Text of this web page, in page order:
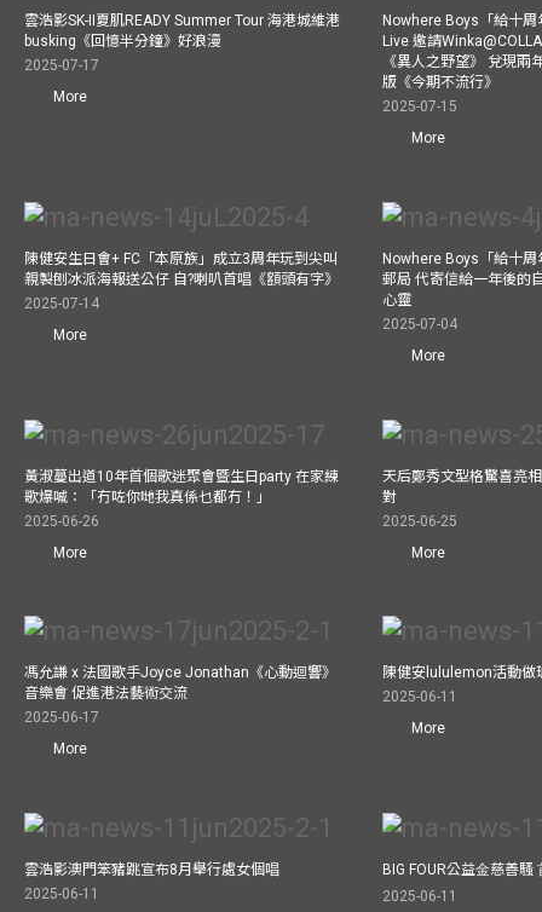
雲浩影SK-II夏肌READY Summer Tour 海港城維港
busking《回憶半分鐘》好浪漫
2025-07-17
More
Nowhere Boys「給十
Live 邀請
《異人之野望》 兌現兩
版《今期不流行》
2025-07-15
More
陳健安生日會+ FC「本原族」成立3周年玩到尖叫
親製刨冰派海報送公仔 自?喇叭首唱《額頭有字》
2025-07-14
More
Nowhere Boys「給十
郵局 代寄信給一年後的
心靈
2025-07-04
More
黃淑蔓出道10年首個歌迷聚會暨生日party 在家練
歌爆喊：「冇咗你哋我真係乜都冇！」
2025-06-26
More
天后鄭秀文型格驚喜亮
對
2025-06-25
More
馮允謙 x 法國歌手Joyce Jonathan《心動迴響》
音樂會 促進港法藝術交流
2025-06-17
More
陳健安lululemon活動做
2025-06-11
More
雲浩影澳門笨豬跳宣布8月舉行處女個唱
2025-06-11
BIG FOUR公益⾦慈善
2025-06-11